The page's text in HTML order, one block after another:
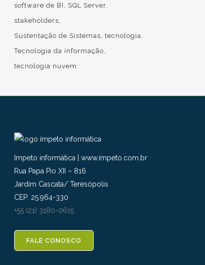
software de BI
SQL Server
stakeholders
Sustentação de Sistemas tecnologia
Tecnologia da informação
tecnologia nuvem
Impeto informática
www.impeto.com.br
Rua Papa Pio XII – 816
Jardim Cascata/ Teresópolis
CEP: 25.964-330
+55 (21) 3180-0615
FALE CONOSCO